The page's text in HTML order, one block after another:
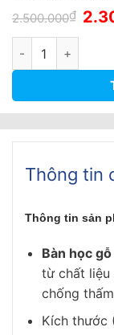
2.500.000₫ Giá
gốc
Bàn học đa
Thông tin
Thông tin sản
Bàn học
từ chất liệu
chống
Kích thước